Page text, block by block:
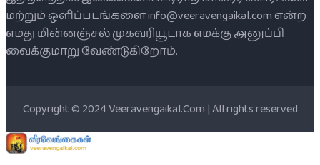
மற்றும் ஒளிப்படங்களை info@veeravengaikal.com என்ற
எமது மின்னஞ்சல் முகவரியூடாக எமக்கு அனுப்பி
வைக்குமாறு வேண்டுகிறோம்.
Copyright © 2024 Veeravengaikal.Com | All rights reserved